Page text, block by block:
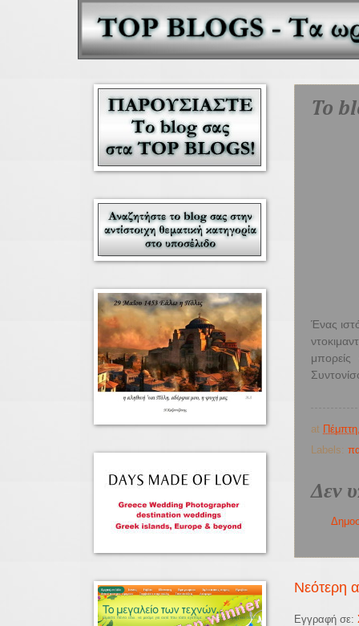
To
Ένας
μπορείς
at
Labels:
Δεν
Νεότερη
Εγγραφή σε: